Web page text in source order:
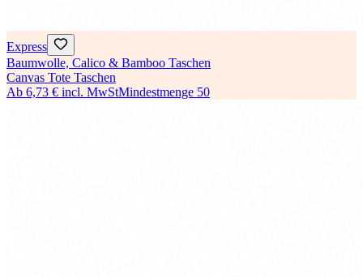
Express
Baumwolle, Calico & Bamboo Taschen
Canvas Tote Taschen
Ab 6,73 € incl. MwStMindestmenge 50